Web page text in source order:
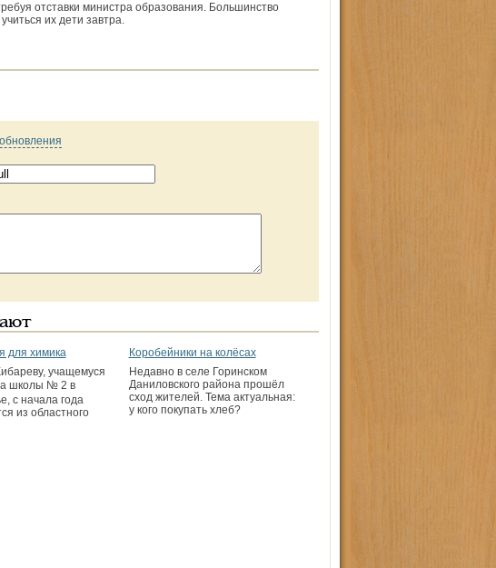
отставки министра образования. Большинство
их дети завтра.
для химика
учащемуся
школы № 2 в
с начала года
из областного
Коробейники на колёсах
Недавно в селе Горинском
Даниловского района прошёл
сход жителей. Тема актуальная:
у кого покупать хлеб?